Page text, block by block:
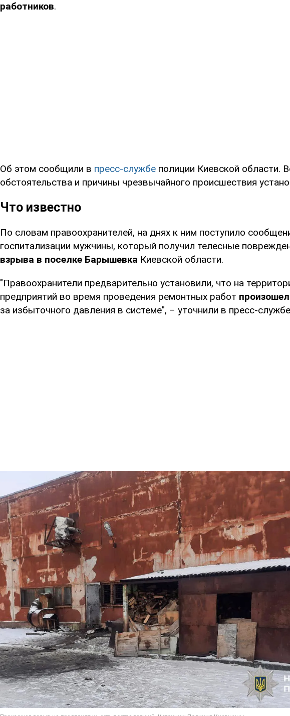
работников.
Об этом сообщили в пресс-службе полиции Киевской области.
обстоятельства и причины чрезвычайного происшествия
Что известно
По словам правоохранителей, на днях к ним поступило
госпитализации мужчины, который получил телесные
взрыва в поселке Барышевка Киевской области.
"Правоохранители предварительно установили, что на
предприятий во время проведения ремонтных работ
за избыточного давления в системе", – уточнили в пресс-